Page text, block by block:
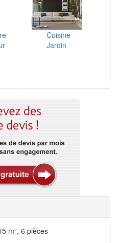
Cuisine
Jardin
m², 6 pièces